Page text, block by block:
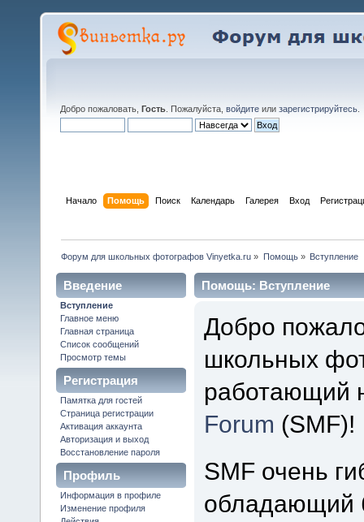
Добро пожаловать, Гость . Пожалуйста, войдите или зарегистрируйтесь
Начало Помощь Поиск Календарь Галерея Вход
Форум для школьных фотографов Vinyetka.ru » Помощь» Вступление
Введение
Вступление
Главное меню
Главная страница
Список сообщений
Просмотр темы
Регистрация
Памятка для гостей
Страница регистрации
Активация аккаунта
Авторизация и выход
Восстановление пароля
Профиль
Информация в профиле
Изменение профиля
Помощь: Вступление
Добро
школьных
работающий
Forum (SMF)!
SMF очень
обладающий